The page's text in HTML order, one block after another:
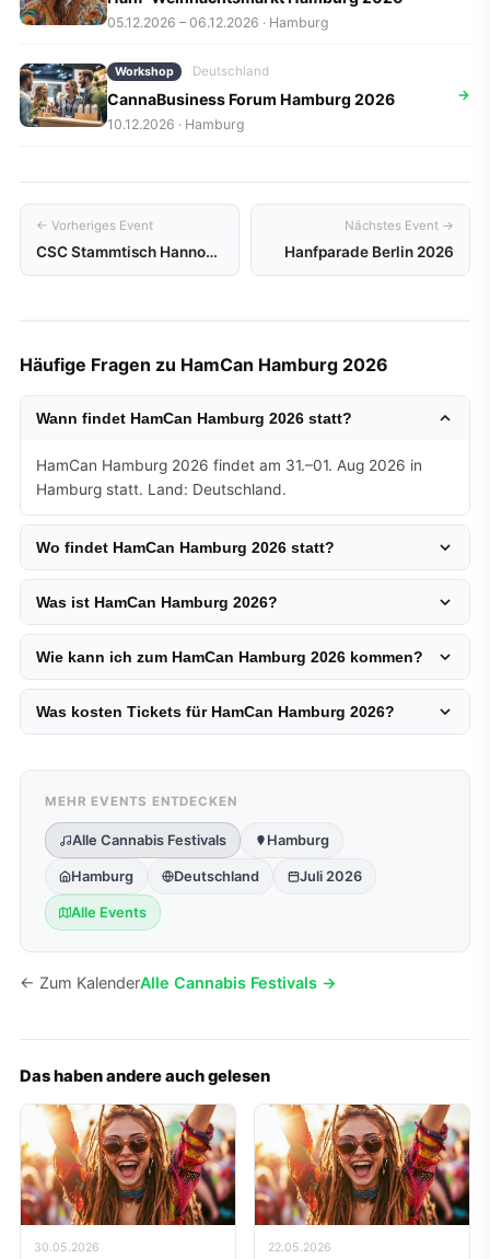
05.12.2026 – 06.12.2026 · Hamburg
Workshop Deutschland
CannaBusiness Forum Hamburg 2026
10.12.2026 · Hamburg
→
← Vorheriges Event
CSC Stammtisch Hannover 2026
Nächstes Event →
Hanfparade Berlin 2026
Häufige Fragen zu HamCan Hamburg 2026
Wann findet HamCan Hamburg 2026 statt?
HamCan Hamburg 2026 findet am 31.–01. Aug 2026 in
Hamburg statt. Land: Deutschland.
Wo findet HamCan Hamburg 2026 statt?
Was ist HamCan Hamburg 2026?
Wie kann ich zum HamCan Hamburg 2026 kommen?
Was kosten Tickets für HamCan Hamburg 2026?
MEHR EVENTS ENTDECKEN
Alle Cannabis Festivals Hamburg
Hamburg Deutschland Juli 2026
Alle Events
← Zum KalenderAlle Cannabis Festivals →
Das haben andere auch gelesen
30.05.2026 22.05.2026